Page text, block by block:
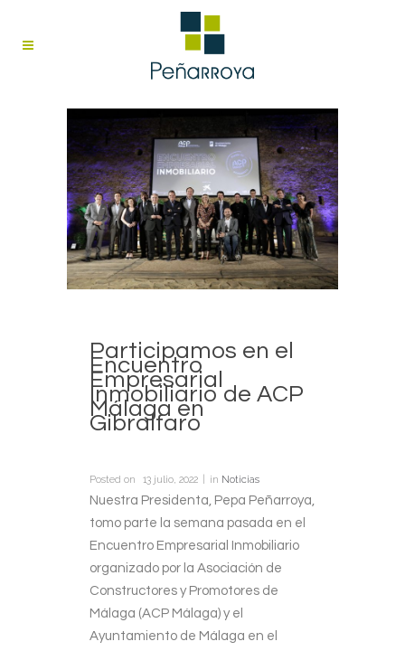
Participamos en el
Encuentro
Empresarial
Inmobiliario de ACP
Málaga en
Gibralfaro
Posted on 13 julio, 2022 in Noticias
Nuestra Presidenta, Pepa Peñarroya,
tomo parte la semana pasada en el
Encuentro Empresarial Inmobiliario
organizado por la Asociación de
Constructores y Promotores de
Málaga (ACP Málaga) y el
Ayuntamiento de Málaga en el